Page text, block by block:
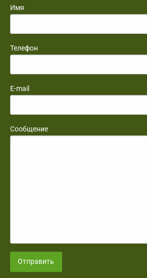
Имя
Телефон
E-mail
Сообщение
Отправить